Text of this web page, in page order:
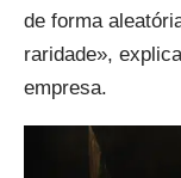
de forma
raridade»,
empresa.